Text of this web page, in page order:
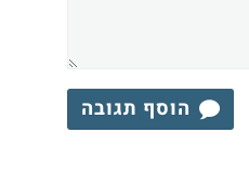
הוסף תגובה